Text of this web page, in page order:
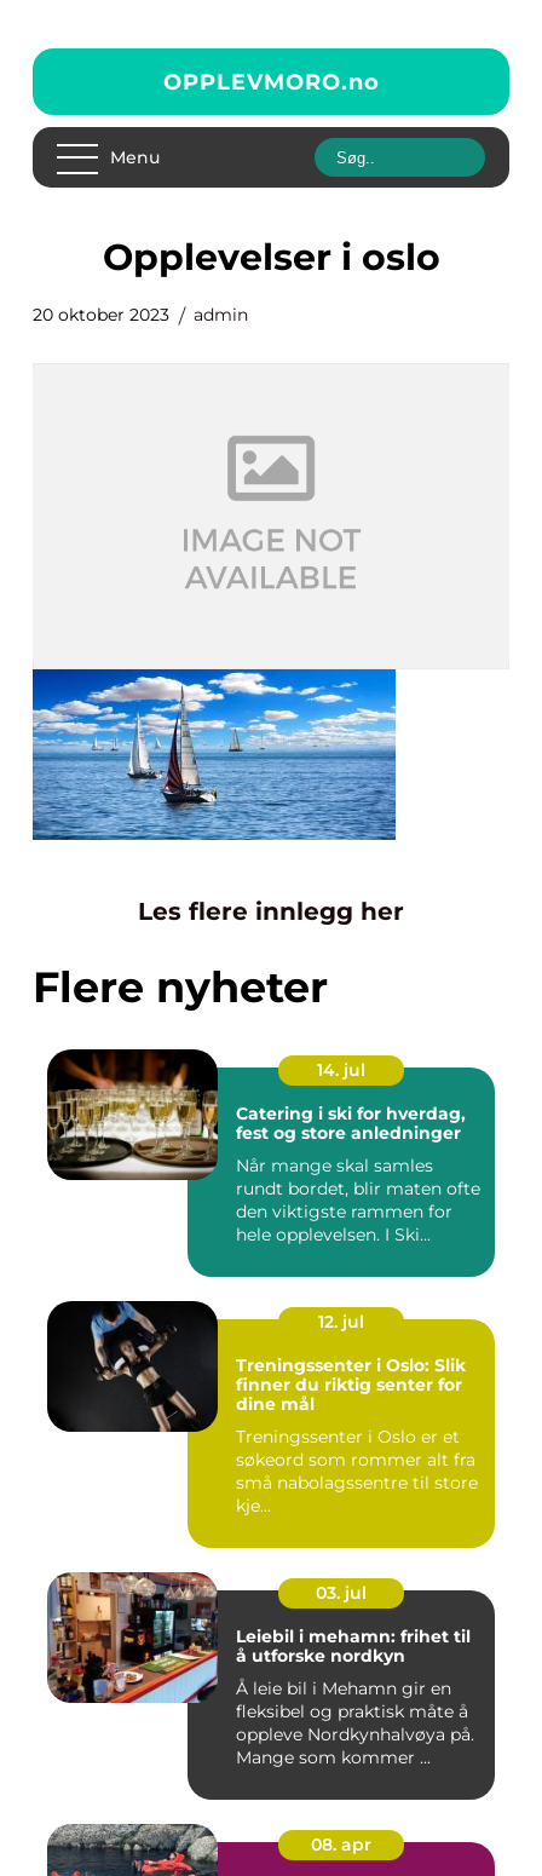
OPPLEVMORO.no
Menu
opplevelser i oslo
20 oktober 2023 admin
Les flere innlegg her
Flere nyheter
14. jul
Catering i ski for hverdag,
fest og store anledninger
Når mange skal samles
rundt bordet, blir maten ofte
den viktigste rammen for
hele opplevelsen. I Ski...
12. jul
Treningssenter i Oslo: Slik
finner du riktig senter for
dine mål
Treningssenter i Oslo er et
søkeord som rommer alt fra
små nabolagssentre til store
kje...
03. jul
Leiebil i mehamn: frihet til
å utforske nordkyn
Å leie bil i Mehamn gir en
fleksibel og praktisk måte å
oppleve Nordkynhalvøya på.
Mange som kommer ...
08. apr